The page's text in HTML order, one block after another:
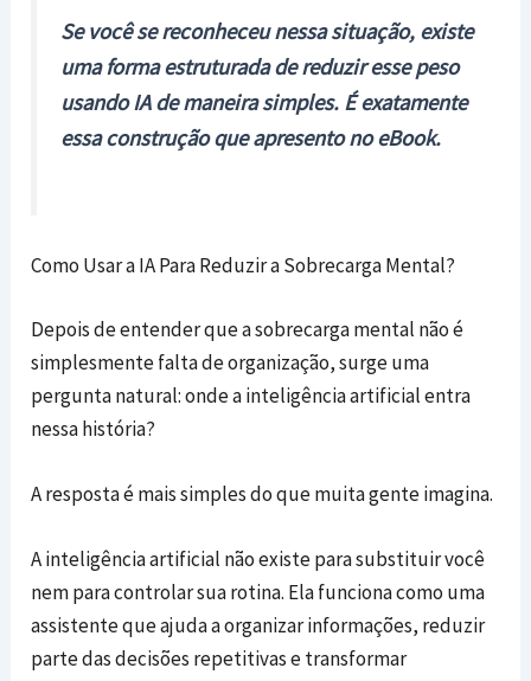
Se você se reconheceu nessa situação, existe
uma forma estruturada de reduzir esse peso
usando IA de maneira simples. É exatamente
essa construção que apresento no eBook.
Como Usar a IA Para Reduzir a Sobrecarga Mental?
Depois de entender que a sobrecarga mental não é
simplesmente falta de organização, surge uma
pergunta natural: onde a inteligência artificial entra
nessa história?
A resposta é mais simples do que muita gente imagina.
A inteligência artificial não existe para substituir você
nem para controlar sua rotina. Ela funciona como uma
assistente que ajuda a organizar informações, reduzir
parte das decisões repetitivas e transformar